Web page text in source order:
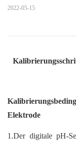
2022-05-15
Elektrode
1.Der digitale pH-